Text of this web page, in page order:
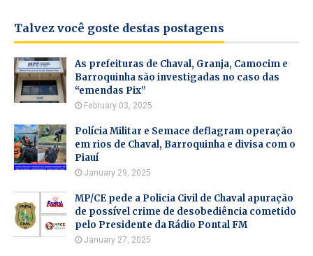
Talvez você goste destas postagens
As prefeituras de Chaval, Granja, Camocim e
Barroquinha são investigadas no caso das
“emendas Pix”
February 03, 2025
Polícia Militar e Semace deflagram operação
em rios de Chaval, Barroquinha e divisa com o
Piauí
January 29, 2025
MP/CE pede a Policia Civil de Chaval apuração
de possível crime de desobediência cometido
pelo Presidente da Rádio Pontal FM
January 27, 2025